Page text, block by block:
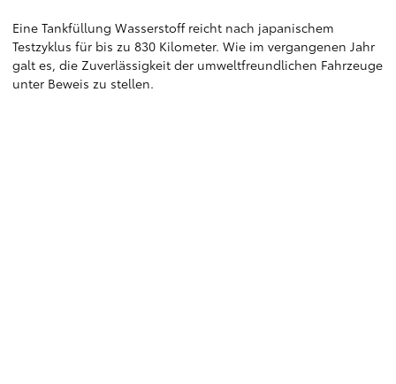
Eine Tankfüllung Wasserstoff reicht nach japanischem
Testzyklus für bis zu 830 Kilometer. Wie im vergangenen Jahr
galt es, die Zuverlässigkeit der umweltfreundlichen Fahrzeuge
unter Beweis zu stellen.